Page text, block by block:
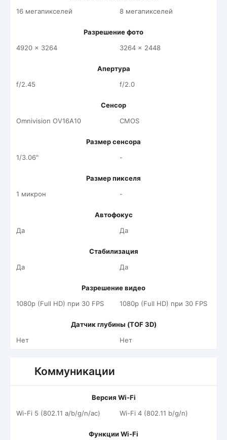
16 мегапикселей
8 мегапикселей
Разрешение фото
4920 x 3264
3264 x 2448
Апертура
f/2.45
f/2.0
Сенсор
Omnivision OV16A10
CMOS
Размер сенсора
1/3.06"
-
Размер пикселя
1 микрон
-
Автофокус
Да
Да
Стабилизация
Да
Да
Разрешение видео
1080p (Full HD) при 30 FPS
1080p (Full HD) при 30 FPS
Датчик глубины (TOF 3D)
Нет
Нет
Коммуникации
Версия Wi-Fi
Wi-Fi 5 (802.11 a/b/g/n/ac)
Wi-Fi 4 (802.11 b/g/n)
Функции Wi-Fi